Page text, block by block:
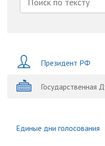
Президент РФ
Государственная
Единые дни голосования